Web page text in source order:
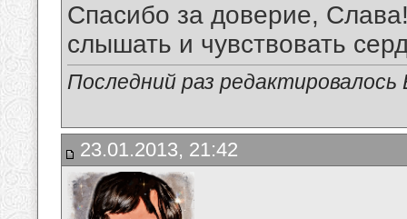
Спасибо за доверие,
слышать и чувствовать
Последний раз
23.01.2013, 21:42